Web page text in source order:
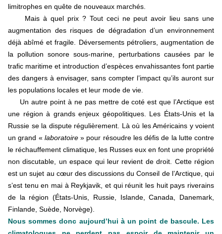
limitrophes en quête de nouveaux marchés.
Mais à quel prix ? Tout ceci ne peut avoir lieu sans une
augmentation des risques de dégradation d’un environnement
déjà abîmé et fragile. Déversements pétroliers, augmentation de
la pollution sonore sous-marine, perturbations causées par le
trafic maritime et introduction d’espèces envahissantes font partie
des dangers à envisager, sans compter l’impact qu’ils auront sur
les populations locales et leur mode de vie.
Un autre point à ne pas mettre de coté est que l’Arctique est
une région à grands enjeux géopolitiques. Les États-Unis et la
Russie se la dispute régulièrement. Là où les Américains y voient
un grand « laboratoire» pour résoudre les défis de la lutte contre
le réchauffement climatique, les Russes eux en font une propriété
non discutable, un espace qui leur revient de droit. Cette région
est un sujet au cœur des discussions du Conseil de l’Arctique, qui
s’est tenu en mai à Reykjavik, et qui réunit les huit pays riverains
de la région (États-Unis, Russie, Islande, Canada, Danemark,
Finlande, Suède, Norvège).
Nous sommes donc aujourd’hui à un point de bascule. Les